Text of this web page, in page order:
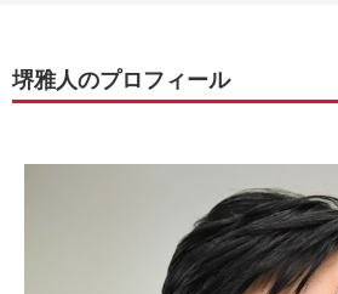
堺雅人のプロフィール